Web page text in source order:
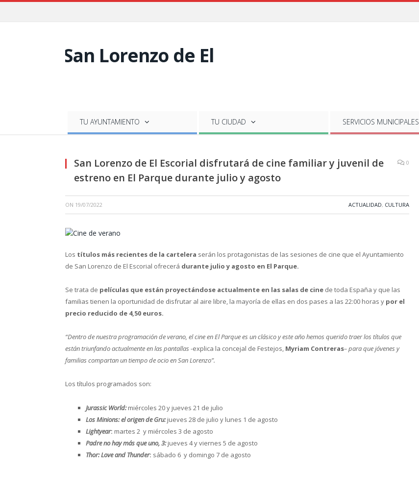
TU AYUNTAMIENTO TU CIUDAD SERVICIOS MUNICIPALES
San Lorenzo de El Escorial disfrutará de cine familiar y juvenil de
estreno en El Parque durante julio y agosto
0
ON 19/07/2022 ACTUALIDAD, CULTURA
Los títulos más recientes de la cartelera serán los protagonistas de las sesiones de cine que el Ayuntamiento
de San Lorenzo de El Escorial ofrecerá durante julio y agosto en El Parque.
Se trata de películas que están proyectándose actualmente en las salas de cine de toda España y que las
familias tienen la oportunidad de disfrutar al aire libre, la mayoría de ellas en dos pases a las 22:00 horas y por el
precio reducido de 4,50 euros.
“Dentro de nuestra programación de verano, el cine en El Parque es un clásico y este año hemos querido traer los títulos que
están triunfando actualmente en las pantallas -explica la concejal de Festejos, Myriam Contreras– para que jóvenes y
familias compartan un tiempo de ocio en San Lorenzo”.
Los títulos programados son:
Jurassic World:miércoles 20 y jueves 21 de julio
Los Minions: el origen de Gru: jueves 28 de julio y lunes 1 de agosto
Lightyear: martes 2 y miércoles 3 de agosto
Padre no hay más que uno, 3: jueves 4 y viernes 5 de agosto
Thor: Love and Thunder: sábado 6 y domingo 7 de agosto